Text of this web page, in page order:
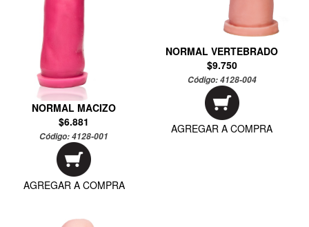
NORMAL MACIZO
$6.881
Código:4128-001
AGREGAR A COMPRA
NORMAL VERTEBRADO
$9.750
Código:4128-004
AGREGAR A COMPRA